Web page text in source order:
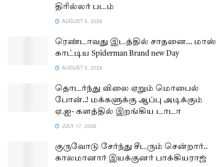
திரில்லர் படம்
AUGUST 5, 2026
ரெண்டாவது இடத்தில் சாதனை… மாஸ்
காட்டிய Spiderman Brand new Day
AUGUST 5, 2026
தொடர்ந்து விலை ஏறும் மொபைல்
போன்..! மக்களுக்கு ஆப்பு அடிக்கும்
ஏ.ஐ- களத்தில் இறங்கிய டாடா
JULY 17, 2026
குருவோடு சேர்ந்து சீடரும் சென்றார்..
காலமானார் இயக்குனர் பாக்கியராஜ்